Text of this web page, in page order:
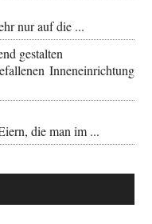
nur auf die ...
gestalten
Inneneinrichtung
die man im ...